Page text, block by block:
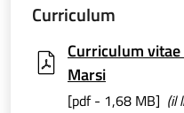
Curriculum
Curriculum
Marsi
[pdf - 1,68 MB] (il